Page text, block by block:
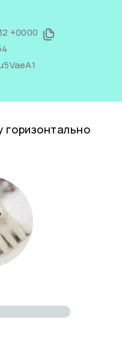
+0000
горизонтально